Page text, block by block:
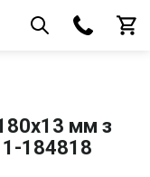
мм з
184818